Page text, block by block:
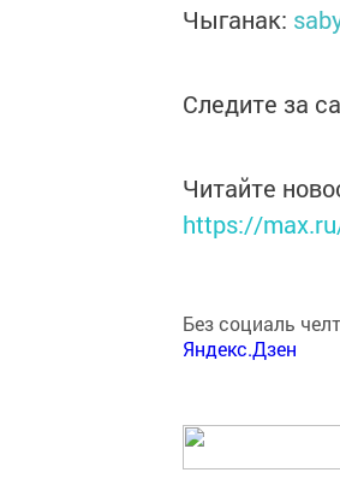
Чыганак:
Следите за
Читайте
https://
Без социаль
Яндекс.Дзен